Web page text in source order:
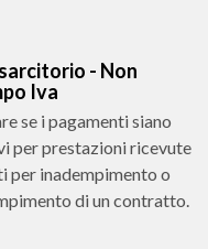
- Non
Iva
se i pagamenti siano
per prestazioni ricevute
per inadempimento o
di un contratto.